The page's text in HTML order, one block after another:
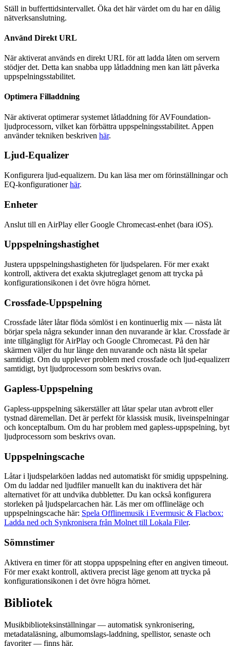
Ställ in bufferttidsintervallet. Öka det här värdet om du har en dålig
nätverksanslutning.
Använd Direkt URL
När aktiverat används en direkt URL för att ladda låten om servern
stödjer det. Detta kan snabba upp låtladdning men kan lätt påverka
uppspelningsstabilitet.
Optimera Filladdning
När aktiverat optimerar systemet låtladdning för AVFoundation-
ljudprocessorn, vilket kan förbättra uppspelningsstabilitet. Appen
använder tekniken beskriven här.
Ljud-Equalizer
Konfigurera ljud-equalizern. Du kan läsa mer om förinställningar och
EQ-konfigurationerhär.
Enheter
Anslut till en AirPlay eller Google Chromecast-enhet (bara iOS).
Uppspelningshastighet
Justera uppspelningshastigheten för ljudspelaren. För mer exakt
kontroll, aktivera det exakta skjutreglaget genom att trycka på
konfigurationsikonen i det övre högra hörnet.
Crossfade-Uppspelning
Crossfade låter låtar flöda sömlöst i en kontinuerlig mix — nästa låt
börjar spela några sekunder innan den nuvarande är klar. Crossfade är
inte tillgängligt för AirPlay och Google Chromecast. På den här
skärmen väljer du hur länge den nuvarande och nästa låt spelar
samtidigt. Om du upplever problem med crossfade och ljud-
samtidigt, byt ljudprocessorn som beskrivs ovan.
Gapless-Uppspelning
Gapless-uppspelning säkerställer att låtar spelar utan avbrott eller
tystnad däremellan. Det är perfekt för klassisk musik, liveinspelningar
och konceptalbum. Om du har problem med gapless-uppspelning, byt
ljudprocessorn som beskrivs ovan.
Uppspelningscache
Låtar i ljudspelarköen laddas ned automatiskt för smidig uppspelning.
Om du laddar ned ljudfiler manuellt kan du inaktivera det här
alternativet för att undvika dubbletter. Du kan också konfigurera
storleken på ljudspelarcachen här. Läs mer om offlineläge och
uppspelningscache här: Spela Offlinemusik i Evermusic & Flacbox:
Ladda ned och Synkronisera från Molnet till Lokala Filer.
Sömnstimer
Aktivera en timer för att stoppa uppspelning efter en angiven timeout.
För mer exakt kontroll, aktivera precist läge genom att trycka på
konfigurationsikonen i det övre högra hörnet.
Bibliotek
Musikbiblioteksinställningar — automatisk synkronisering,
metadataläsning, albumomslags-laddning, spellistor, senaste och
favoriter — finns här.